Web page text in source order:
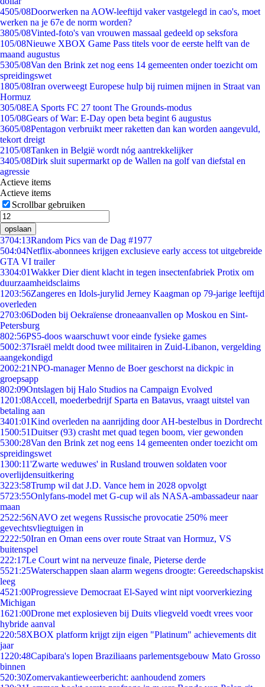
4505/08Doorwerken na AOW-leeftijd vaker vastgelegd in cao's, moet
werken na je 67e de norm worden?
3805/08Vinted-foto's van vrouwen massaal gedeeld op seksfora
105/08Nieuwe XBOX Game Pass titels voor de eerste helft van de
maand augustus
5305/08Van den Brink zet nog eens 14 gemeenten onder toezicht om
spreidingswet
1805/08Iran overweegt Europese hulp bij ruimen mijnen in Straat van
Hormuz
305/08EA Sports FC 27 toont The Grounds-modus
105/08Gears of War: E-Day open beta begint 6 augustus
3605/08Pentagon verbruikt meer raketten dan kan worden aangevuld,
tekort dreigt
2105/08Tanken in België wordt nóg aantrekkelijker
3405/08Dirk sluit supermarkt op de Wallen na golf van diefstal en
agressie
Actieve items
Actieve items
Scrollbar gebruiken
opslaan
3704:13Random Pics van de Dag #1977
504:04Netflix-abonnees krijgen exclusieve early access tot uitgebreide
GTA VI trailer
3304:01Wakker Dier dient klacht in tegen insectenfabriek Protix om
duurzaamheidsclaims
1203:56Zangeres en Idols-jurylid Jerney Kaagman op 79-jarige leeftijd
overleden
2703:06Doden bij Oekraïense droneaanvallen op Moskou en Sint-
Petersburg
802:56PS5-doos waarschuwt voor einde fysieke games
5002:37Israël meldt dood twee militairen in Zuid-Libanon, vergelding
aangekondigd
2002:21NPO-manager Menno de Boer geschorst na dickpic in
groepsapp
802:09Ontslagen bij Halo Studios na Campaign Evolved
1201:08Accell, moederbedrijf Sparta en Batavus, vraagt uitstel van
betaling aan
3401:01Kind overleden na aanrijding door AH-bestelbus in Dordrecht
1500:51Duitser (93) crasht met quad tegen boom, vier gewonden
5300:28Van den Brink zet nog eens 14 gemeenten onder toezicht om
spreidingswet
1300:11'Zwarte weduwes' in Rusland trouwen soldaten voor
overlijdensuitkering
3223:58Trump wil dat J.D. Vance hem in 2028 opvolgt
5723:55Onlyfans-model met G-cup wil als NASA-ambassadeur naar
maan
2522:56NAVO zet wegens Russische provocatie 250% meer
gevechtsvliegtuigen in
2222:50Iran en Oman eens over route Straat van Hormuz, VS
buitenspel
222:17Le Court wint na nerveuze finale, Pieterse derde
5521:25Waterschappen slaan alarm wegens droogte: Gereedschapskist
leeg
4521:00Progressieve Democraat El-Sayed wint nipt voorverkiezing
Michigan
1621:00Drone met explosieven bij Duits vliegveld voedt vrees voor
hybride aanval
220:58XBOX platform krijgt zijn eigen "Platinum" achievements dit
jaar
1220:48Capibara's lopen Braziliaans parlementsgebouw Mato Grosso
binnen
520:30Zomervakantieweerbericht: aanhoudend zomers